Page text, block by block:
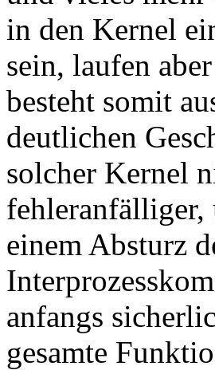
in den Kernel
sein, laufen
besteht somit
deutlichen
solcher Kernel
fehleranfälliger,
einem Absturz
anfangs
gesamte